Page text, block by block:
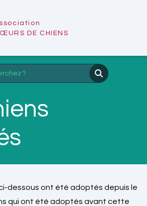
DE CHIENS
dessous ont été adoptés depuis le
qui ont été adoptés avant cette